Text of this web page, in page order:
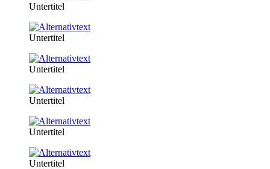
Untertitel
Untertitel
Untertitel
Untertitel
Untertitel
Untertitel